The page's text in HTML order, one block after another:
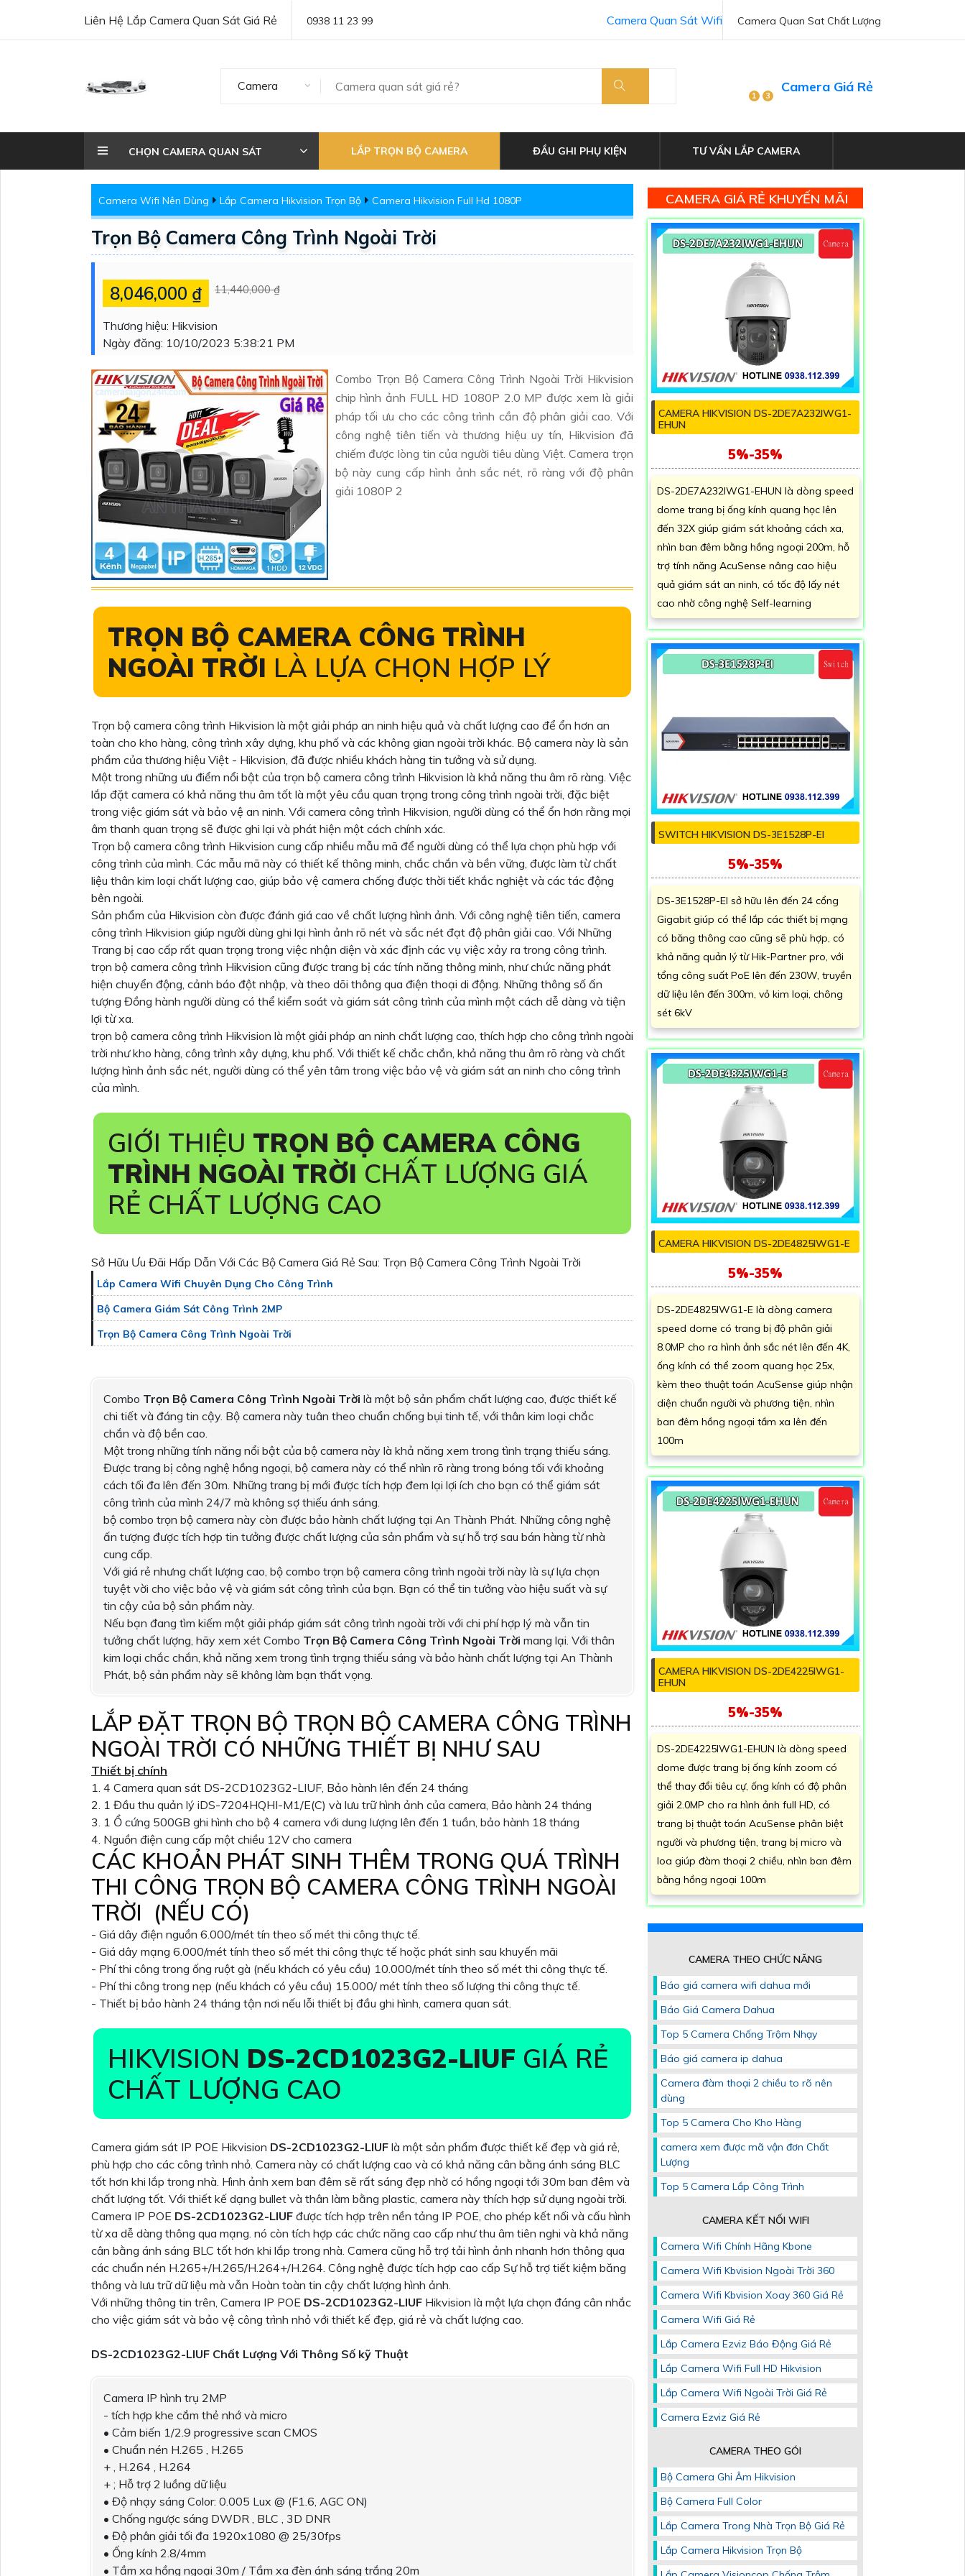
Liên Hệ Lắp Camera Quan Sát Giá Rẻ 0938 11 23 99 Camera Quan Sat Chất Lượng
Camera Quan Sát Wifi
Camera
1 3
Camera Giá Rẻ
CHỌN CAMERA QUAN SÁT LẮP TRỌN BỘ CAMERA ĐẦU GHI PHỤ KIỆN TƯ VẤN LẮP CAMERA
Camera Wifi Nên Dùng Lắp Camera Hikvision Trọn Bộ Camera Hikvision Full Hd 1080P
Trọn Bộ Camera Công Trình Ngoài Trời
8,046,000 ₫ 11,440,000 ₫
Thương hiệu: Hikvision
Ngày đăng: 10/10/2023 5:38:21 PM
Combo Trọn Bộ Camera Công Trình Ngoài Trời Hikvision
chip hình ảnh FULL HD 1080P 2.0 MP được xem là giải
pháp tối ưu cho các công trình cần độ phân giải cao. Với
công nghệ tiên tiến và thương hiệu uy tín, Hikvision đã
chiếm được lòng tin của người tiêu dùng Việt. Camera trọn
bộ này cung cấp hình ảnh sắc nét, rõ ràng với độ phân
giải 1080P 2
TRỌN BỘ CAMERA CÔNG TRÌNH
NGOÀI TRỜI LÀ LỰA CHỌN HỢP LÝ
Trọn bộ camera công trình Hikvision là một giải pháp an ninh hiệu quả và chất lượng cao để ổn hơn an
toàn cho kho hàng, công trình xây dựng, khu phố và các không gian ngoài trời khác. Bộ camera này là sản
phẩm của thương hiệu Việt - Hikvision, đã được nhiều khách hàng tin tưởng và sử dụng.
Một trong những ưu điểm nổi bật của trọn bộ camera công trình Hikvision là khả năng thu âm rõ ràng. Việc
lắp đặt camera có khả năng thu âm tốt là một yêu cầu quan trọng trong công trình ngoài trời, đặc biệt
trong việc giám sát và bảo vệ an ninh. Với camera công trình Hikvision, người dùng có thể ổn hơn rằng mọi
âm thanh quan trọng sẽ được ghi lại và phát hiện một cách chính xác.
Trọn bộ camera công trình Hikvision cung cấp nhiều mẫu mã để người dùng có thể lựa chọn phù hợp với
công trình của mình. Các mẫu mã này có thiết kế thông minh, chắc chắn và bền vững, được làm từ chất
liệu thân kim loại chất lượng cao, giúp bảo vệ camera chống được thời tiết khắc nghiệt và các tác động
bên ngoài.
Sản phẩm của Hikvision còn được đánh giá cao về chất lượng hình ảnh. Với công nghệ tiên tiến, camera
công trình Hikvision giúp người dùng ghi lại hình ảnh rõ nét và sắc nét đạt độ phân giải cao. Với Những
Trang bị cao cấp rất quan trọng trong việc nhận diện và xác định các vụ việc xảy ra trong công trình.
trọn bộ camera công trình Hikvision cũng được trang bị các tính năng thông minh, như chức năng phát
hiện chuyển động, cảnh báo đột nhập, và theo dõi thông qua điện thoại di động. Những thông số ấn
tượng Đồng hành người dùng có thể kiểm soát và giám sát công trình của mình một cách dễ dàng và tiện
lợi từ xa.
trọn bộ camera công trình Hikvision là một giải pháp an ninh chất lượng cao, thích hợp cho công trình ngoài
trời như kho hàng, công trình xây dựng, khu phố. Với thiết kế chắc chắn, khả năng thu âm rõ ràng và chất
lượng hình ảnh sắc nét, người dùng có thể yên tâm trong việc bảo vệ và giám sát an ninh cho công trình
của mình.
GIỚI THIỆU TRỌN BỘ CAMERA CÔNG
TRÌNH NGOÀI TRỜI CHẤT LƯỢNG GIÁ
RẺ CHẤT LƯỢNG CAO
Sở Hữu Ưu Đãi Hấp Dẫn Với Các Bộ Camera Giá Rẻ Sau: Trọn Bộ Camera Công Trình Ngoài Trời
Lắp Camera Wifi Chuyên Dụng Cho Công Trình
Bộ Camera Giám Sát Công Trình 2MP
Trọn Bộ Camera Công Trình Ngoài Trời
Combo Trọn Bộ Camera Công Trình Ngoài Trời là một bộ sản phẩm chất lượng cao, được thiết kế
chi tiết và đáng tin cậy. Bộ camera này tuân theo chuẩn chống bụi tinh tế, với thân kim loại chắc
chắn và độ bền cao.
Một trong những tính năng nổi bật của bộ camera này là khả năng xem trong tình trạng thiếu sáng.
Được trang bị công nghệ hồng ngoại, bộ camera này có thể nhìn rõ ràng trong bóng tối với khoảng
cách tối đa lên đến 30m. Những trang bị mới được tích hợp đem lại lợi ích cho bạn có thể giám sát
công trình của mình 24/7 mà không sợ thiếu ánh sáng.
bộ combo trọn bộ camera này còn được bảo hành chất lượng tại An Thành Phát. Những công nghệ
ấn tượng được tích hợp tin tưởng được chất lượng của sản phẩm và sự hỗ trợ sau bán hàng từ nhà
cung cấp.
Với giá rẻ nhưng chất lượng cao, bộ combo trọn bộ camera công trình ngoài trời này là sự lựa chọn
tuyệt vời cho việc bảo vệ và giám sát công trình của bạn. Bạn có thể tin tưởng vào hiệu suất và sự
tin cậy của bộ sản phẩm này.
Nếu bạn đang tìm kiếm một giải pháp giám sát công trình ngoài trời với chi phí hợp lý mà vẫn tin
tưởng chất lượng, hãy xem xét Combo Trọn Bộ Camera Công Trình Ngoài Trời mang lại. Với thân
kim loại chắc chắn, khả năng xem trong tình trạng thiếu sáng và bảo hành chất lượng tại An Thành
Phát, bộ sản phẩm này sẽ không làm bạn thất vọng.
LẮP ĐẶT TRỌN BỘ TRỌN BỘ CAMERA CÔNG TRÌNH
NGOÀI TRỜI CÓ NHỮNG THIẾT BỊ NHƯ SAU
Thiết bị chính
1. 4 Camera quan sát DS-2CD1023G2-LIUF, Bảo hành lên đến 24 tháng
2. 1 Đầu thu quản lý iDS-7204HQHI-M1/E(C) và lưu trữ hình ảnh của camera, Bảo hành 24 tháng
3. 1 Ổ cứng 500GB ghi hình cho bộ 4 camera với dung lượng lên đến 1 tuần, bảo hành 18 tháng
4. Nguồn điện cung cấp một chiều 12V cho camera
CÁC KHOẢN PHÁT SINH THÊM TRONG QUÁ TRÌNH
THI CÔNG TRỌN BỘ CAMERA CÔNG TRÌNH NGOÀI
TRỜI (NẾU CÓ)
- Giá dây điện nguồn 6.000/mét tín theo số mét thi công thực tế.
- Giá dây mạng 6.000/mét tính theo số mét thi công thực tế hoặc phát sinh sau khuyến mãi
- Phí thi công trong ống ruột gà (nếu khách có yêu cầu) 10.000/mét tính theo số mét thi công thực tế.
- Phí thi công trong nẹp (nếu khách có yêu cầu) 15.000/ mét tính theo số lượng thi công thực tế.
- Thiết bị bảo hành 24 tháng tận nơi nếu lỗi thiết bị đầu ghi hình, camera quan sát.
HIKVISION DS-2CD1023G2-LIUF GIÁ RẺ
CHẤT LƯỢNG CAO
Camera giám sát IP POE Hikvision DS-2CD1023G2-LIUF là một sản phẩm được thiết kế đẹp và giá rẻ,
phù hợp cho các công trình nhỏ. Camera này có chất lượng cao và có khả năng cân bằng ánh sáng BLC
tốt hơn khi lắp trong nhà. Hình ảnh xem ban đêm sẽ rất sáng đẹp nhờ có hồng ngoại tới 30m ban đêm và
chất lượng tốt. Với thiết kế dạng bullet và thân làm bằng plastic, camera này thích hợp sử dụng ngoài trời.
Camera IP POE DS-2CD1023G2-LIUF được tích hợp trên nền tảng IP POE, cho phép kết nối và cấu hình
từ xa dễ dàng thông qua mạng. nó còn tích hợp các chức năng cao cấp như thu âm tiên nghi và khả năng
cân bằng ánh sáng BLC tốt hơn khi lắp trong nhà. Camera cũng hỗ trợ tải hình ảnh nhanh hơn thông qua
các chuẩn nén H.265+/H.265/H.264+/H.264. Công nghệ được tích hợp cao cấp Sự hỗ trợ tiết kiệm băng
thông và lưu trữ dữ liệu mà vẫn Hoàn toàn tin cậy chất lượng hình ảnh.
Với những thông tin trên, Camera IP POE DS-2CD1023G2-LIUF Hikvision là một lựa chọn đáng cân nhắc
cho việc giám sát và bảo vệ công trình nhỏ với thiết kế đẹp, giá rẻ và chất lượng cao.
DS-2CD1023G2-LIUF Chất Lượng Với Thông Số kỹ Thuật
Camera IP hình trụ 2MP
- tích hợp khe cắm thẻ nhớ và micro
• Cảm biến 1/2.9 progressive scan CMOS
• Chuẩn nén H.265 , H.265
+ , H.264 , H.264
+ ; Hỗ trợ 2 luồng dữ liệu
• Độ nhạy sáng Color: 0.005 Lux @ (F1.6, AGC ON)
• Chống ngược sáng DWDR , BLC , 3D DNR
• Độ phân giải tối đa 1920x1080 @ 25/30fps
• Ống kính 2.8/4mm
• Tầm xa hồng ngoại 30m / Tầm xa đèn ánh sáng trắng 20m
CAMERA GIÁ RẺ KHUYẾN MÃI
CAMERA HIKVISION DS-2DE7A232IWG1-
EHUN
5%-35%
DS-2DE7A232IWG1-EHUN là dòng speed
dome trang bị ống kính quang học lên
đến 32X giúp giám sát khoảng cách xa,
nhìn ban đêm bằng hồng ngoại 200m, hỗ
trợ tính năng AcuSense nâng cao hiệu
quả giám sát an ninh, có tốc độ lấy nét
cao nhờ công nghệ Self-learning
SWITCH HIKVISION DS-3E1528P-EI
5%-35%
DS-3E1528P-EI sở hữu lên đến 24 cổng
Gigabit giúp có thể lắp các thiết bị mạng
có băng thông cao cũng sẽ phù hợp, có
khả năng quản lý từ Hik-Partner pro, với
tổng công suất PoE lên đến 230W, truyền
dữ liệu lên đến 300m, vỏ kim loại, chông
sét 6kV
CAMERA HIKVISION DS-2DE4825IWG1-E
5%-35%
DS-2DE4825IWG1-E là dòng camera
speed dome có trang bị độ phân giải
8.0MP cho ra hình ảnh sắc nét lên đến 4K,
ống kính có thể zoom quang học 25x,
kèm theo thuật toán AcuSense giúp nhận
diện chuẩn người và phương tiện, nhìn
ban đêm hồng ngoại tầm xa lên đến
100m
CAMERA HIKVISION DS-2DE4225IWG1-
EHUN
5%-35%
DS-2DE4225IWG1-EHUN là dòng speed
dome được trang bị ống kính zoom có
thể thay đổi tiêu cự, ống kính có độ phân
giải 2.0MP cho ra hình ảnh full HD, có
trang bị thuật toán AcuSense phân biệt
người và phương tiện, trang bị micro và
loa giúp đàm thoại 2 chiều, nhìn ban đêm
bằng hồng ngoại 100m
CAMERA THEO CHỨC NĂNG
Báo giá camera wifi dahua mới
Báo Giá Camera Dahua
Top 5 Camera Chống Trộm Nhạy
Báo giá camera ip dahua
Camera đàm thoại 2 chiều to rõ nên
dùng
Top 5 Camera Cho Kho Hàng
camera xem được mã vận đơn Chất
Lượng
Top 5 Camera Lắp Công Trình
CAMERA KẾT NỐI WIFI
Camera Wifi Chính Hãng Kbone
Camera Wifi Kbvision Ngoài Trời 360
Camera Wifi Kbvision Xoay 360 Giá Rẻ
Camera Wifi Giá Rẻ
Lắp Camera Ezviz Báo Động Giá Rẻ
Lắp Camera Wifi Full HD Hikvision
Lắp Camera Wifi Ngoài Trời Giá Rẻ
Camera Ezviz Giá Rẻ
CAMERA THEO GÓI
Bộ Camera Ghi Âm Hikvision
Bộ Camera Full Color
Lắp Camera Trong Nhà Trọn Bộ Giá Rẻ
Lắp Camera Hikvision Trọn Bộ